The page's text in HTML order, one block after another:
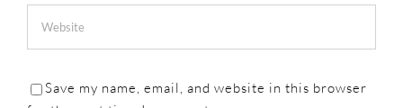
Save my name, email, and website in this browser